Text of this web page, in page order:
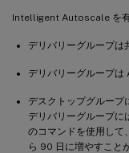
Intelligent Autoscale を有
デリバリーグループは
デリバリーグループは
デスクトップグルー
デリバリーグループに
のコマンドを使用して、
ら 90 日に増やすこと